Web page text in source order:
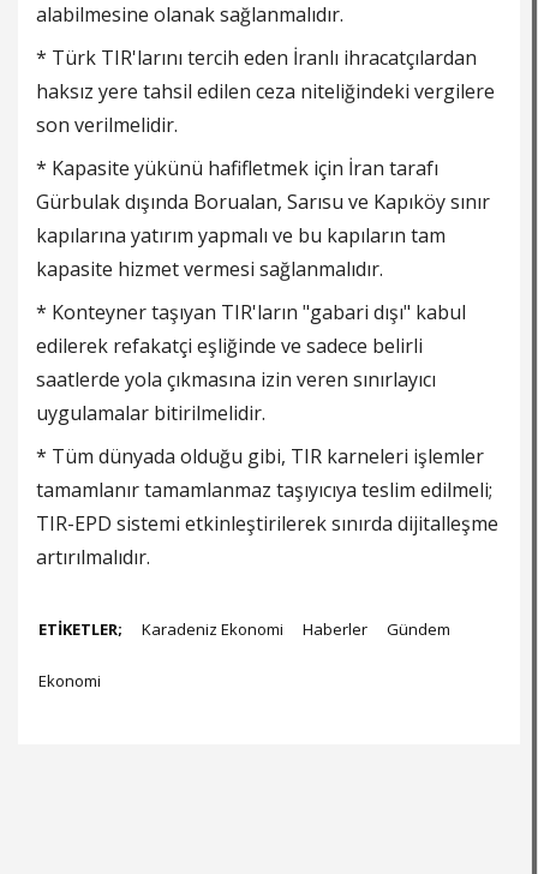
alabilmesine olanak sağlanmalıdır.
* Türk TIR'larını tercih eden İranlı ihracatçılardan
haksız yere tahsil edilen ceza niteliğindeki vergilere
son verilmelidir.
* Kapasite yükünü hafifletmek için İran tarafı
Gürbulak dışında Borualan, Sarısu ve Kapıköy sınır
kapılarına yatırım yapmalı ve bu kapıların tam
kapasite hizmet vermesi sağlanmalıdır.
* Konteyner taşıyan TIR'ların "gabari dışı" kabul
edilerek refakatçi eşliğinde ve sadece belirli
saatlerde yola çıkmasına izin veren sınırlayıcı
uygulamalar bitirilmelidir.
* Tüm dünyada olduğu gibi, TIR karneleri işlemler
tamamlanır tamamlanmaz taşıyıcıya teslim edilmeli;
TIR-EPD sistemi etkinleştirilerek sınırda dijitalleşme
artırılmalıdır.
ETİKETLER; Karadeniz Ekonomi Haberler Gündem
Ekonomi